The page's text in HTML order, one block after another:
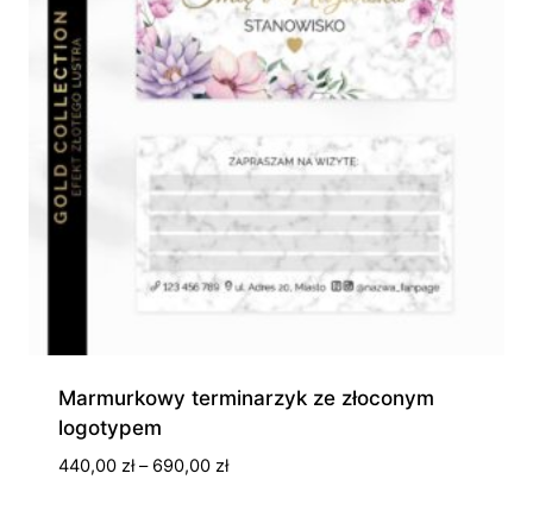
Marmurkowy terminarzyk ze złoconym
logotypem
440,00 zł – 690,00 złZakres